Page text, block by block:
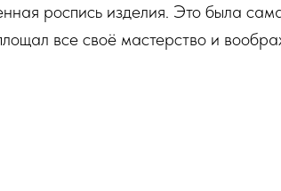
роспись изделия. Это была
все своё мастерство и